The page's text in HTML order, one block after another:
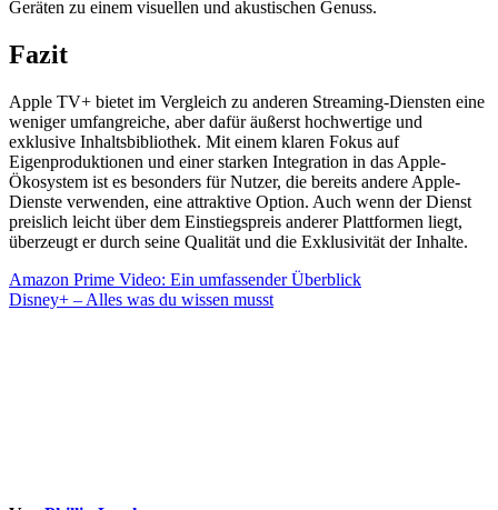
Geräten zu einem visuellen und akustischen Genuss.
Fazit
Apple TV+ bietet im Vergleich zu anderen Streaming-Diensten eine
weniger umfangreiche, aber dafür äußerst hochwertige und
exklusive Inhaltsbibliothek. Mit einem klaren Fokus auf
Eigenproduktionen und einer starken Integration in das Apple-
Ökosystem ist es besonders für Nutzer, die bereits andere Apple-
Dienste verwenden, eine attraktive Option. Auch wenn der Dienst
preislich leicht über dem Einstiegspreis anderer Plattformen liegt,
überzeugt er durch seine Qualität und die Exklusivität der Inhalte.
Beitragsnavigation
Amazon Prime Video: Ein umfassender Überblick
Disney+ – Alles was du wissen musst